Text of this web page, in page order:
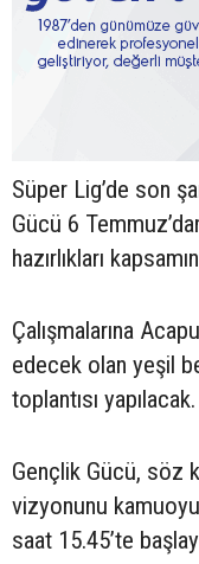
Süper Lig’de son
Gücü 6
hazırlıkları
Çalışmalarına
edecek olan yeşil
toplantısı yapılacak.
Gençlik Gücü, söz
vizyonunu
saat 15.45’te